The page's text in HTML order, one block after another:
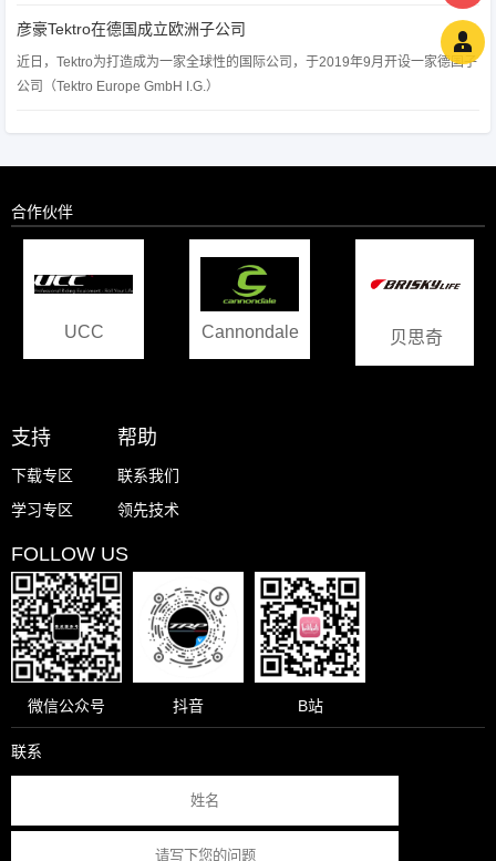
彦豪Tektro在德国成立欧洲子公司
近日，Tektro为打造成为一家全球性的国际公司，于2019年9月开设一家德国子
公司（Tektro Europe GmbH I.G.）
合作伙伴
Cannondale 贝思奇
泰格岭山地
公园
支持
下载专区
学习专区
帮助
联系我们
领先技术
FOLLOW US
微信公众号 抖音 B站
联系
